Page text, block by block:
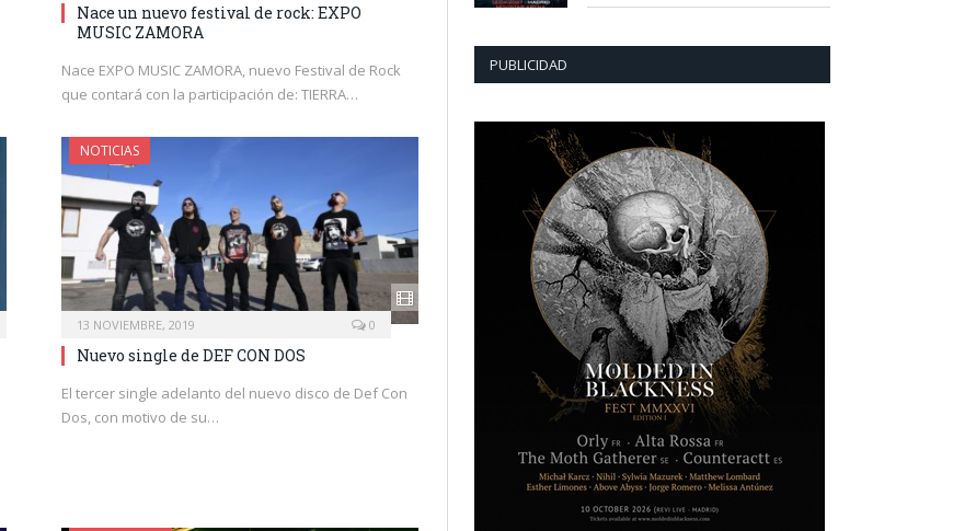
Nace un nuevo festival de rock: EXPO
MUSIC ZAMORA
Nace EXPO MUSIC ZAMORA, nuevo Festival de Rock
que contará con la participación de: TIERRA…
NOTICIAS
13 NOVIEMBRE, 2019 0
Nuevo single de DEF CON DOS
El tercer single adelanto del nuevo disco de Def Con
Dos, con motivo de su…
PUBLICIDAD